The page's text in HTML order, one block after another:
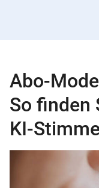
Abo-
So finden
KI-